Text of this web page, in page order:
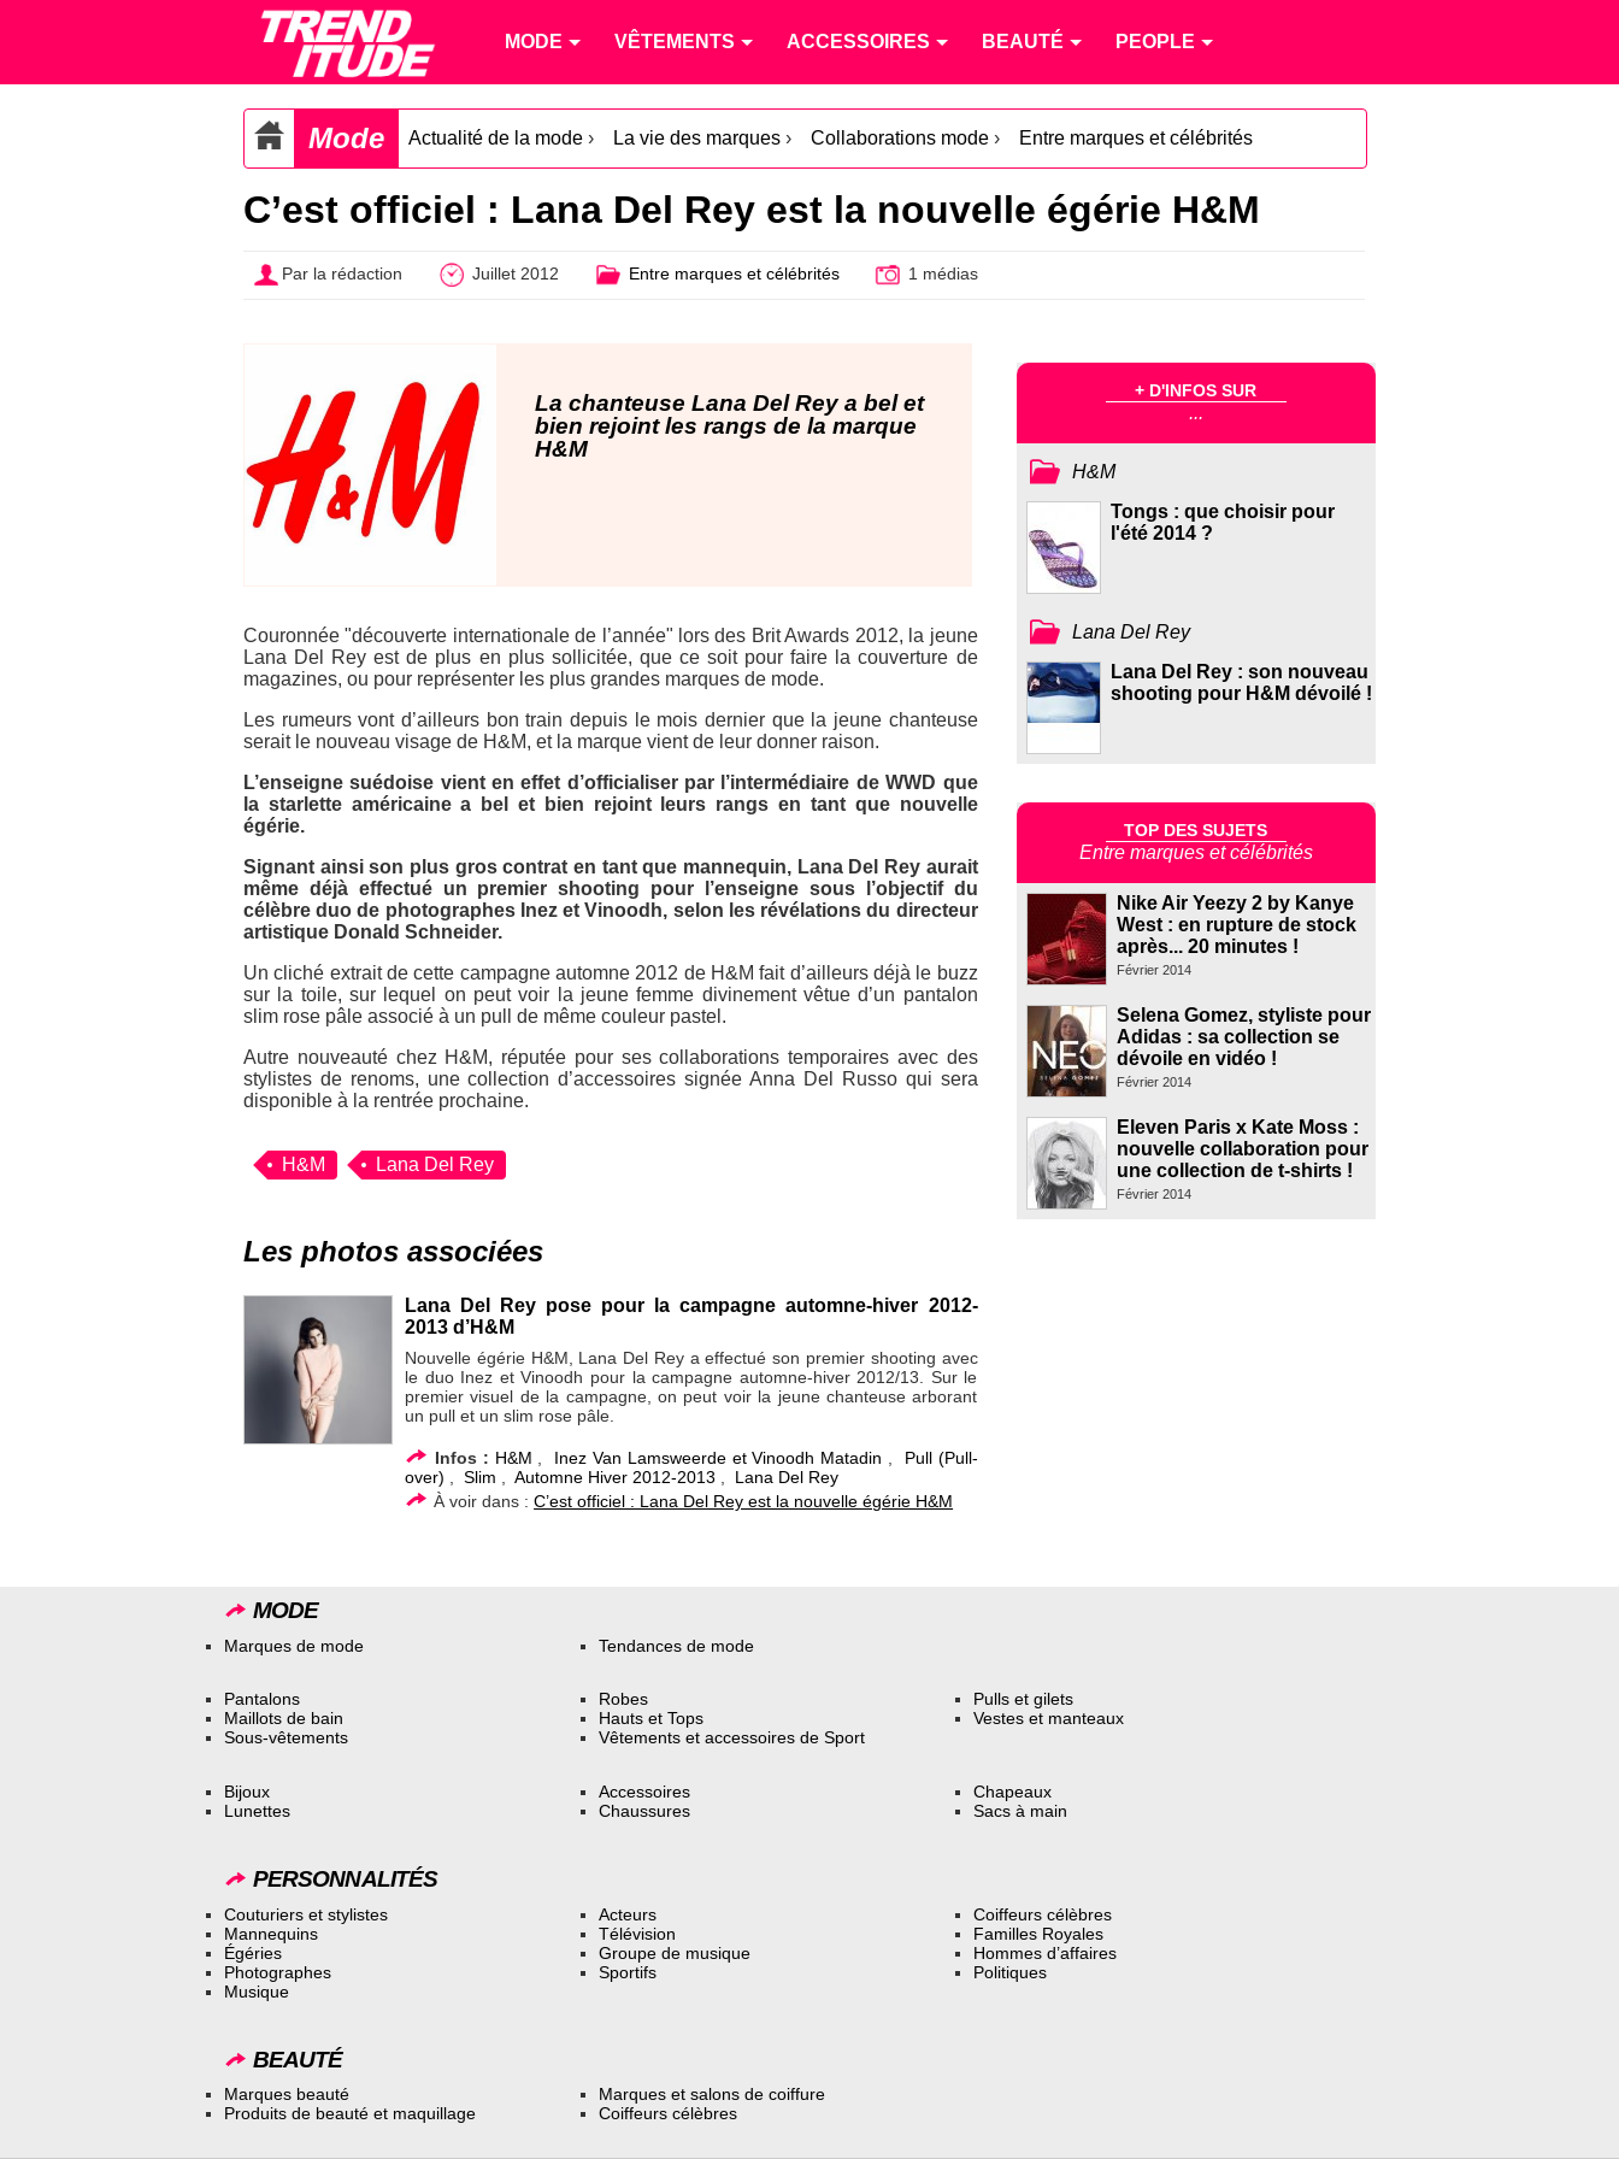
MODE VÊTEMENTS ACCESSOIRES BEAUTÉ PEOPLE
Mode Actualité de la mode › La vie des marques › Collaborations mode › Entre marques et célébrités
C’est officiel : Lana Del Rey est la nouvelle égérie H&M
Par la rédaction Juillet 2012 Entre marques et célébrités 1 médias
La chanteuse Lana Del Rey a bel et
bien rejoint les rangs de la marque
H&M
Couronnée "découverte internationale de l’année" lors des Brit Awards 2012, la jeune
Lana Del Rey est de plus en plus sollicitée, que ce soit pour faire la couverture de
magazines, ou pour représenter les plus grandes marques de mode.
Les rumeurs vont d’ailleurs bon train depuis le mois dernier que la jeune chanteuse
serait le nouveau visage de H&M, et la marque vient de leur donner raison.
L’enseigne suédoise vient en effet d’officialiser par l’intermédiaire deWWD que
la starlette américaine a bel et bien rejoint leurs rangs en tant que nouvelle
égérie.
Signant ainsi son plus gros contrat en tant que mannequin, Lana Del Rey aurait
même déjà effectué un premier shooting pour l’enseigne sous l’objectif du
célèbre duo de photographes Inez et Vinoodh, selon les révélations du directeur
artistique Donald Schneider.
Un cliché extrait de cette campagne automne 2012 de H&M fait d’ailleurs déjà le buzz
sur la toile, sur lequel on peut voir la jeune femme divinement vêtue d’un pantalon
slim rose pâle associé à un pull de même couleur pastel.
Autre nouveauté chez H&M, réputée pour ses collaborations temporaires avec des
stylistes de renoms, une collection d’accessoires signée Anna Del Russo qui sera
disponible à la rentrée prochaine.
H&M Lana Del Rey
Les photos associées
Lana Del Rey pose pour la campagne automne-hiver 2012-
2013 d’H&M
Nouvelle égérie H&M, Lana Del Rey a effectué son premier shooting avec
le duo Inez et Vinoodh pour la campagne automne-hiver 2012/13. Sur le
premier visuel de la campagne, on peut voir la jeune chanteuse arborant
un pull et un slim rose pâle.
Infos : H&M Inez Van Lamsweerde et Vinoodh Matadin
Pull (Pull-
over) ,Slim ,Automne Hiver 2012-2013
Lana Del Rey
À voir dans :C’est officiel : Lana Del Rey est la nouvelle égérie H&M
+ D'INFOS SUR
...
H&M
Tongs : que choisir pour
l'été 2014 ?
Lana Del Rey
Lana Del Rey : son nouveau
shooting pour H&M dévoilé !
TOP DES SUJETS
Entre marques et célébrités
Nike Air Yeezy 2 by Kanye
West : en rupture de stock
après... 20 minutes !
Février 2014
Selena Gomez, styliste pour
Adidas : sa collection se
dévoile en vidéo !
Février 2014
Eleven Paris x Kate Moss :
nouvelle collaboration pour
une collection de t-shirts !
Février 2014
MODE
Marques de mode Tendances de mode
Pantalons
Maillots de bain
Sous-vêtements
Robes
Hauts et Tops
Vêtements et accessoires de Sport
Pulls et gilets
Vestes et manteaux
Bijoux
Lunettes
Accessoires
Chaussures
Chapeaux
Sacs à main
PERSONNALITÉS
Couturiers et stylistes
Mannequins
Égéries
Photographes
Musique
Acteurs
Télévision
Groupe de musique
Sportifs
Coiffeurs célèbres
Familles Royales
Hommes d’affaires
Politiques
BEAUTÉ
Marques beauté
Produits de beauté et maquillage
Marques et salons de coiffure
Coiffeurs célèbres